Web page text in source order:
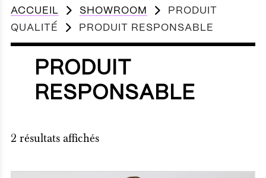
ACCUEIL SHOWROOM
PRODUIT
QUALITÉ
PRODUIT RESPONSABLE
PRODUIT
RESPONSABLE
2 résultats affichés